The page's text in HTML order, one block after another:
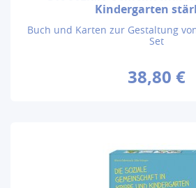
Kindergarten
Buch und Karten zur Gestaltung
Set
38,80 €